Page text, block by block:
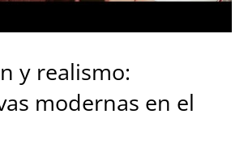
y realismo:
modernas en el